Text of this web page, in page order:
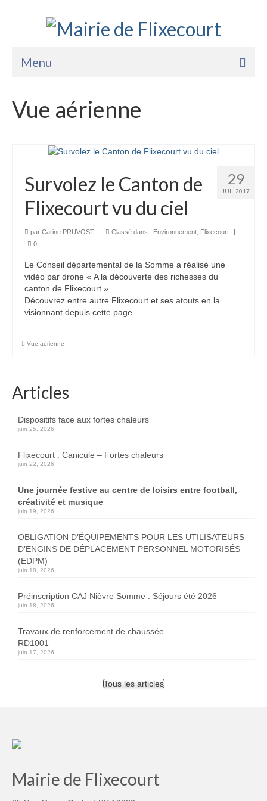
Menu
La Mairie
Vie Pratique
Enfance Jeunesse
Sports Loisirs et Culture
Vue aérienne
29
JUIL 2017
Survolez le Canton de
Flixecourt vu du ciel
par Carine PRUVOST | Classé dans : Environnement Flixecourt
|
0
Le Conseil départemental de la Somme a réalisé une
vidéo par drone « A la découverte des richesses du
canton de Flixecourt ».
Découvrez entre autre Flixecourt et ses atouts en la
visionnant depuis cette page.
Vue aérienne
Articles
Dispositifs face aux fortes chaleurs
juin 25, 2026
Flixecourt : Canicule – Fortes chaleurs
juin 22, 2026
Une journée festive au centre de loisirs entre football,
créativité et musique
juin 19, 2026
OBLIGATION D’ÉQUIPEMENTS POUR LES UTILISATEURS
D’ENGINS DE DÉPLACEMENT PERSONNEL MOTORISÉS
(EDPM)
juin 18, 2026
Préinscription CAJ Nièvre Somme : Séjours été 2026
juin 18, 2026
Travaux de renforcement de chaussée
RD1001
juin 17, 2026
Tous les articles
Mairie de Flixecourt